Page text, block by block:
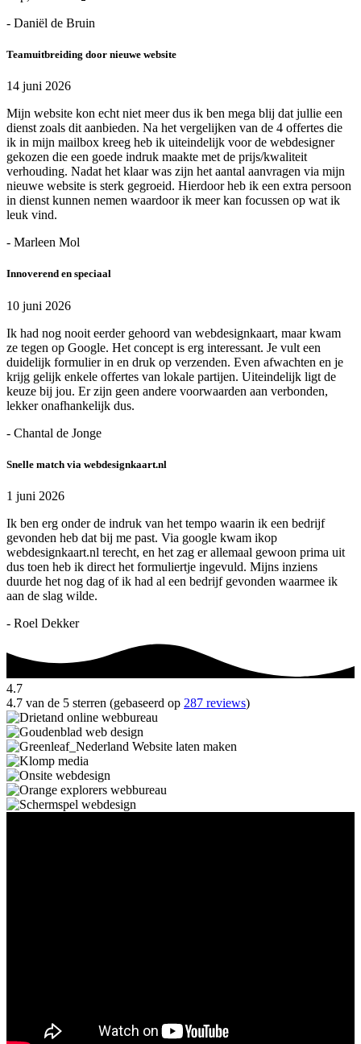
- Daniël de Bruin
Teamuitbreiding door nieuwe website
14 juni 2026
Mijn website kon echt niet meer dus ik ben mega blij dat jullie een
dienst zoals dit aanbieden. Na het vergelijken van de 4 offertes die
ik in mijn mailbox kreeg heb ik uiteindelijk voor de webdesigner
gekozen die een goede indruk maakte met de prijs/kwaliteit
verhouding. Nadat het klaar was zijn het aantal aanvragen via mijn
nieuwe website is sterk gegroeid. Hierdoor heb ik een extra persoon
in dienst kunnen nemen waardoor ik meer kan focussen op wat ik
leuk vind.
- Marleen Mol
Innoverend en speciaal
10 juni 2026
Ik had nog nooit eerder gehoord van webdesignkaart, maar kwam
ze tegen op Google. Het concept is erg interessant. Je vult een
duidelijk formulier in en druk op verzenden. Even afwachten en je
krijg gelijk enkele offertes van lokale partijen. Uiteindelijk ligt de
keuze bij jou. Er zijn geen andere voorwaarden aan verbonden,
lekker onafhankelijk dus.
- Chantal de Jonge
Snelle match via webdesignkaart.nl
1 juni 2026
Ik ben erg onder de indruk van het tempo waarin ik een bedrijf
gevonden heb dat bij me past. Via google kwam ikop
webdesignkaart.nl terecht, en het zag er allemaal gewoon prima uit
dus toen heb ik direct het formuliertje ingevuld. Mijns inziens
duurde het nog dag of ik had al een bedrijf gevonden waarmee ik
aan de slag wilde.
- Roel Dekker
4.7
4.7 van de 5 sterren (gebaseerd op 287 reviews)